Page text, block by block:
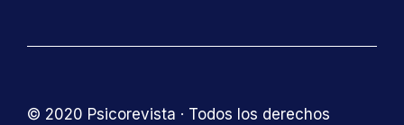
© 2020 Psicorevista · Todos los derechos